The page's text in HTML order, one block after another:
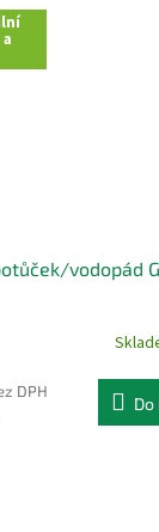
vodopád
DPH
Do